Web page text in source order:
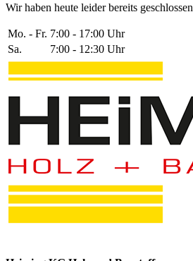
Wir haben heute leider bereits geschlossen
Mo. - Fr. 7:00 - 17:00 Uhr
Sa.
7:00 - 12:30 Uhr